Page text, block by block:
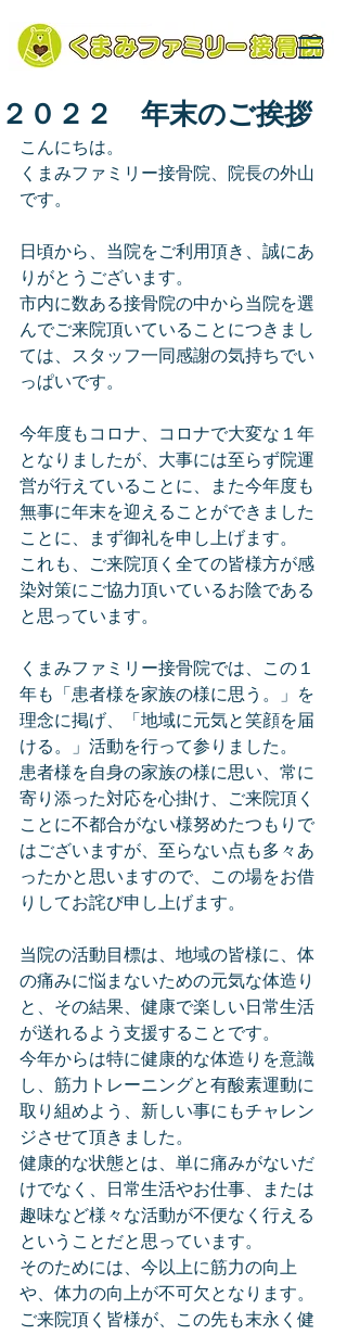
２０２２ 年末のご挨拶
こんにちは。
くまみファミリー接骨院、院長の外山
です。
日頃から、当院をご利用頂き、誠にあ
りがとうございます。
市内に数ある接骨院の中から当院を選
んでご来院頂いていることにつきまし
ては、スタッフ一同感謝の気持ちでい
っぱいです。
今年度もコロナ、コロナで大変な１年
となりましたが、大事には至らず院運
営が行えていることに、また今年度も
無事に年末を迎えることができました
ことに、まず御礼を申し上げます。
これも、ご来院頂く全ての皆様方が感
染対策にご協力頂いているお陰である
と思っています。
くまみファミリー接骨院では、この１
年も「患者様を家族の様に思う。」を
理念に掲げ、「地域に元気と笑顔を届
ける。」活動を行って参りました。
患者様を自身の家族の様に思い、常に
寄り添った対応を心掛け、ご来院頂く
ことに不都合がない様努めたつもりで
はございますが、至らない点も多々あ
ったかと思いますので、この場をお借
りしてお詫び申し上げます。
当院の活動目標は、地域の皆様に、体
の痛みに悩まないための元気な体造り
と、その結果、健康で楽しい日常生活
が送れるよう支援することです。
今年からは特に健康的な体造りを意識
し、筋力トレーニングと有酸素運動に
取り組めよう、新しい事にもチャレン
ジさせて頂きました。
健康的な状態とは、単に痛みがないだ
けでなく、日常生活やお仕事、または
趣味など様々な活動が不便なく行える
ということだと思っています。
そのためには、今以上に筋力の向上
や、体力の向上が不可欠となります。
ご来院頂く皆様が、この先も末永く健